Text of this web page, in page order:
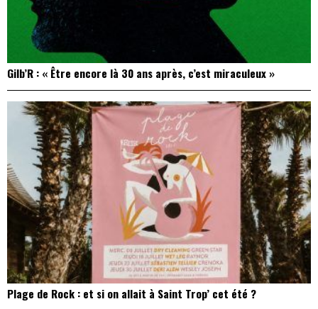
Gilb’R : « Être encore là 30 ans après, c’est miraculeux »
Plage de Rock : et si on allait à Saint Trop’ cet été ?